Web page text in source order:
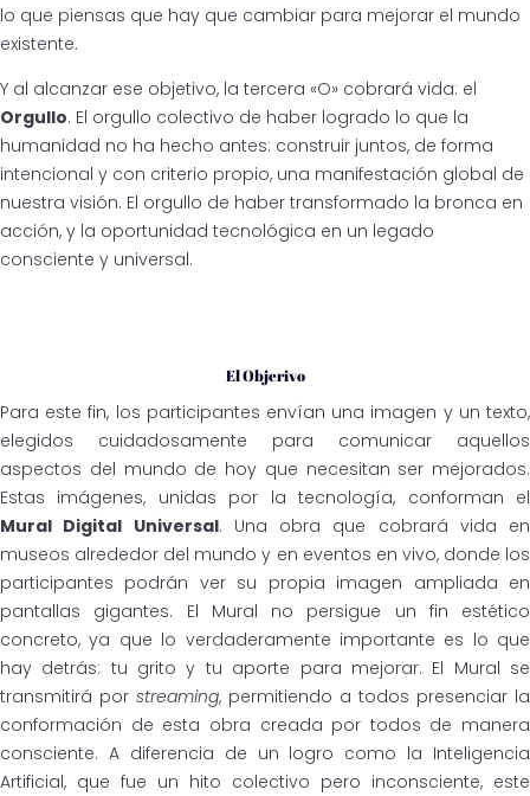
lo que piensas que hay que cambiar para mejorar el mundo
existente.
Y al alcanzar ese objetivo, la tercera «O» cobrará vida: el
Orgullo. El orgullo colectivo de haber logrado lo que la
humanidad no ha hecho antes: construir juntos, de forma
intencional y con criterio propio, una manifestación global de
nuestra visión. El orgullo de haber transformado la bronca en
acción, y la oportunidad tecnológica en un legado
consciente y universal.
El Objerivo
Para este fin, los participantes envían una imagen y un texto,
elegidos cuidadosamente para comunicar aquellos
aspectos del mundo de hoy que necesitan ser mejorados.
Estas imágenes, unidas por la tecnología, conforman el
Mural Digital Universal. Una obra que cobrará vida en
museos alrededor del mundo y en eventos en vivo, donde los
participantes podrán ver su propia imagen ampliada en
pantallas gigantes. El Mural no persigue un fin estético
concreto, ya que lo verdaderamente importante es lo que
hay detrás: tu grito y tu aporte para mejorar. El Mural se
transmitirá por streaming, permitiendo a todos presenciar la
conformación de esta obra creada por todos de manera
consciente. A diferencia de un logro como la Inteligencia
Artificial, que fue un hito colectivo pero inconsciente, este